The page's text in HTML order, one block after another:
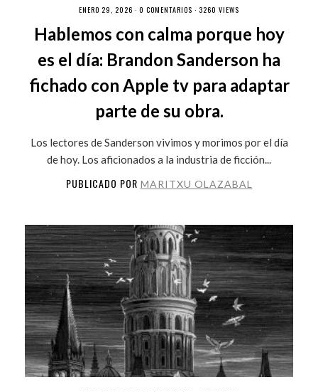
ENERO 29, 2026 · 0 COMENTARIOS · 3260 VIEWS
Hablemos con calma porque hoy
es el día: Brandon Sanderson ha
fichado con Apple tv para adaptar
parte de su obra.
Los lectores de Sanderson vivimos y morimos por el día
de hoy. Los aficionados a la industria de ficción...
PUBLICADO POR MARITXU OLAZABAL